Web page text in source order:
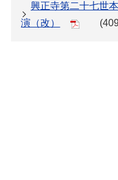
興正寺第二十七世
演（改）